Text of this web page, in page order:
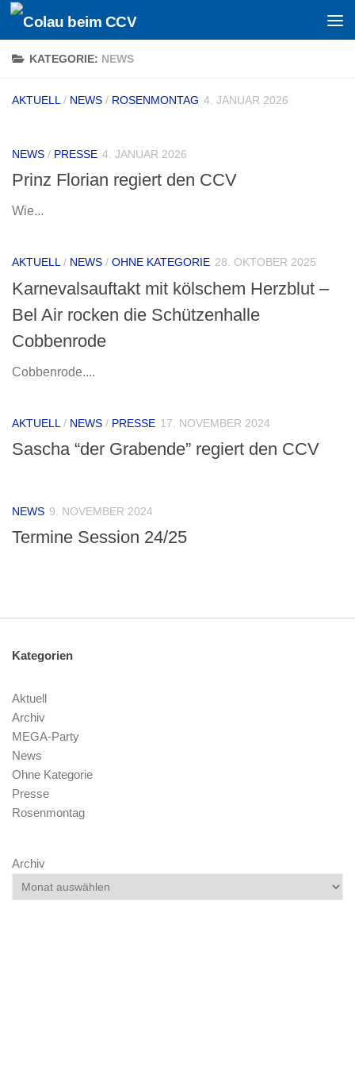
Zum Inhalt springen
KATEGORIE: NEWS
AKTUELL / NEWS / ROSENMONTAG 4. JANUAR 2026
NEWS / PRESSE 4. JANUAR 2026
Prinz Florian regiert den CCV
Wie...
AKTUELL/ NEWS / OHNE KATEGORIE 28. OKTOBER 2025
Karnevalsauftakt mit kölschem Herzblut –
Bel Air rocken die Schützenhalle
Cobbenrode
Cobbenrode....
AKTUELL / NEWS / PRESSE 17. NOVEMBER 2024
Sascha “der Grabende” regiert den CCV
NEWS 9. NOVEMBER 2024
Termine Session 24/25
Kategorien
Aktuell
Archiv
MEGA-Party
News
Ohne Kategorie
Presse
Rosenmontag
Archiv